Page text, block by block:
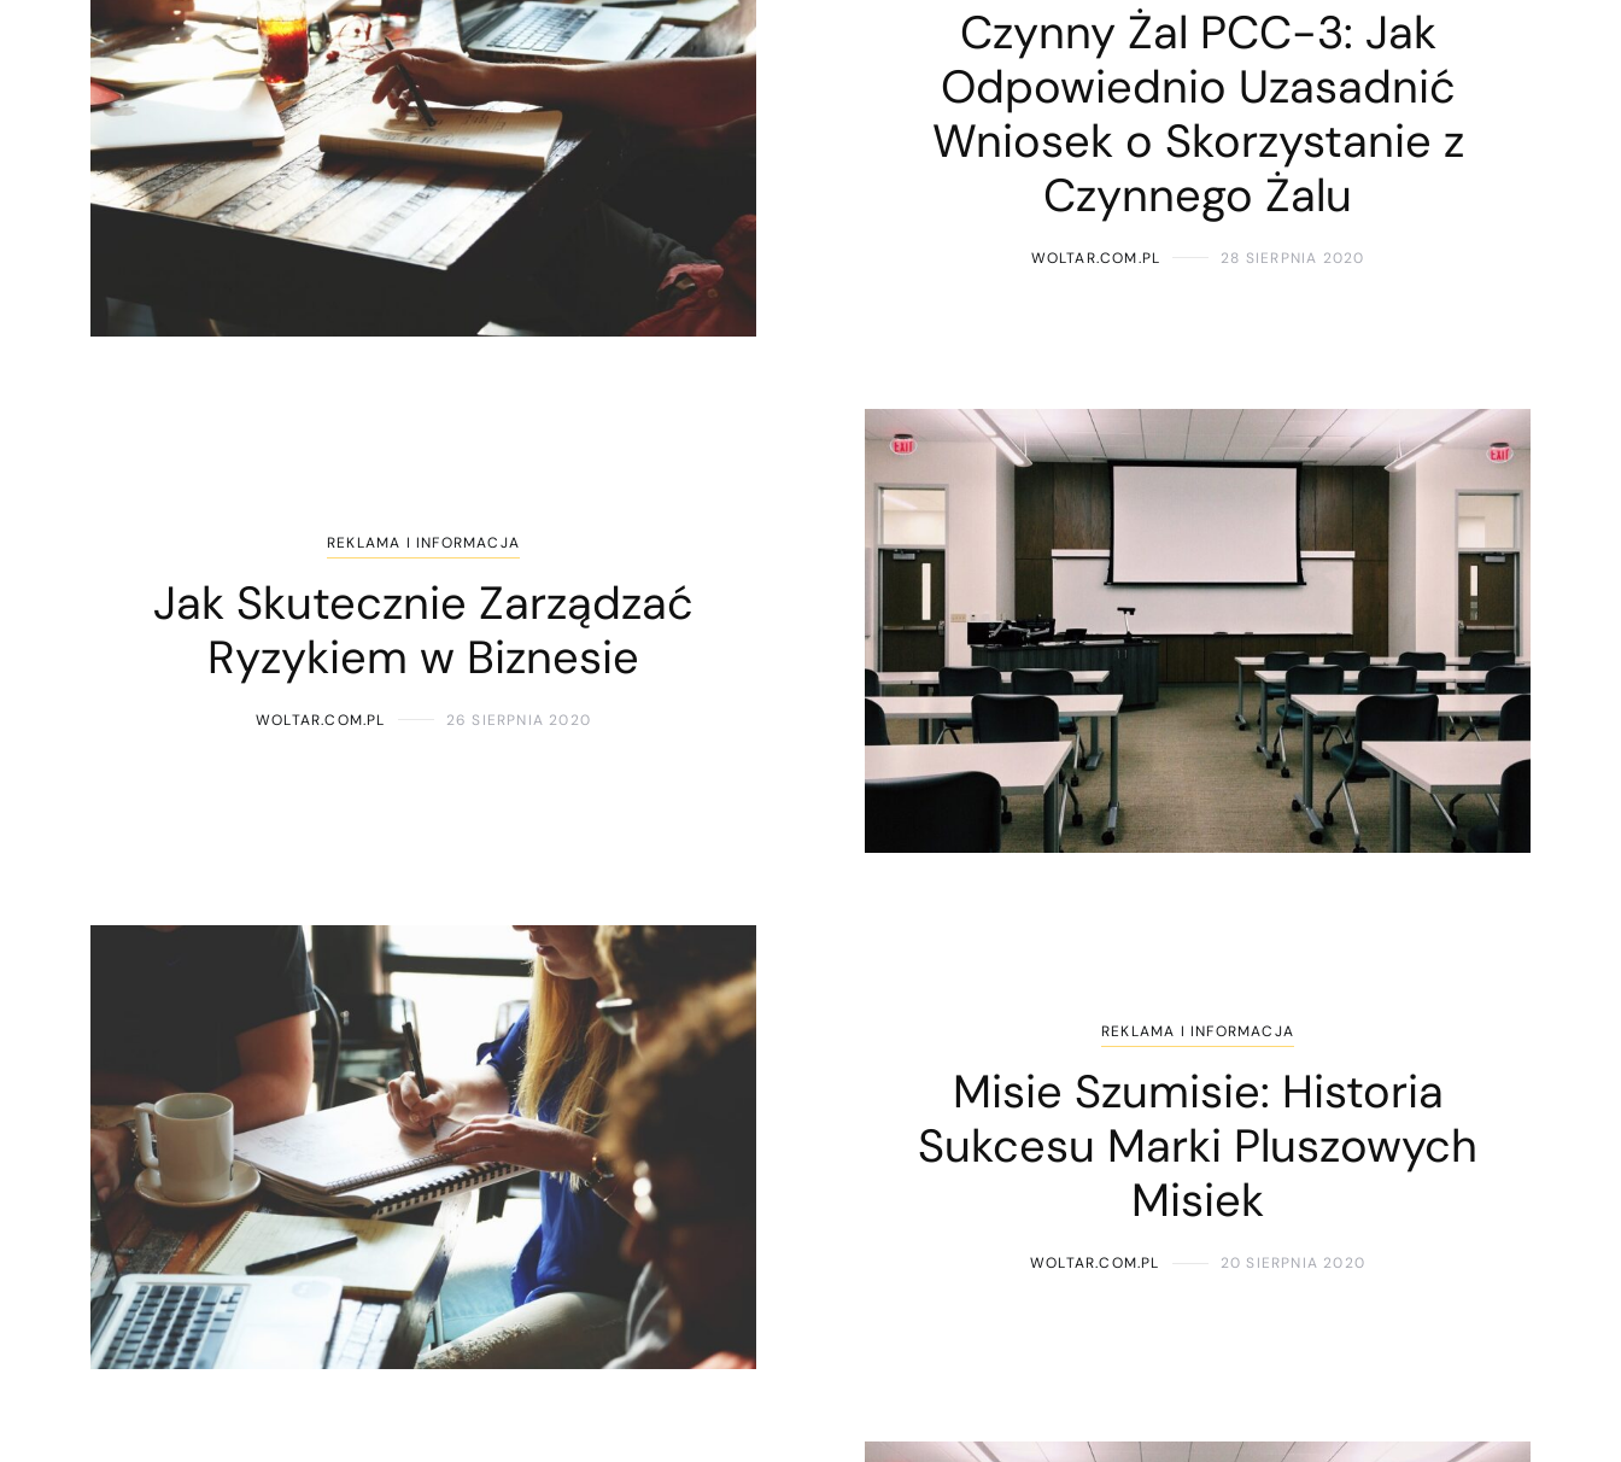
Czynny Żal PCC-3: Jak
Odpowiednio Uzasadnić
Wniosek o Skorzystanie z
Czynnego Żalu
WOLTAR.COM.PL 28 SIERPNIA 2020
REKLAMA I INFORMACJA
Jak Skutecznie Zarządzać
Ryzykiem w Biznesie
WOLTAR.COM.PL 26 SIERPNIA 2020
REKLAMA I INFORMACJA
Misie Szumisie: Historia
Sukcesu Marki Pluszowych
Misiek
WOLTAR.COM.PL 20 SIERPNIA 2020